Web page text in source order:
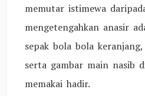
memutar istimewa
mengetengahkan anasir
sepak bola bola
serta gambar main nasib
memakai hadir.